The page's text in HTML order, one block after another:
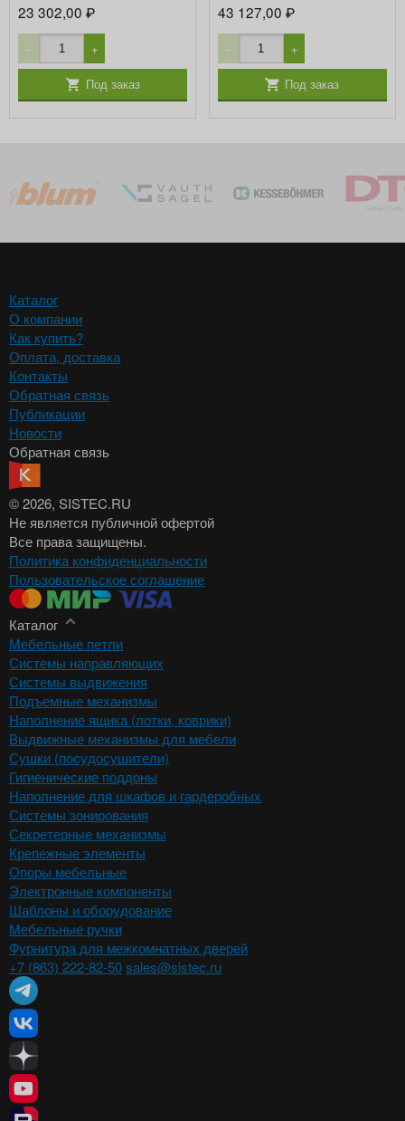
23 302,00₽
− +
Под заказ
43 127,00 ₽
− +
Под заказ
Каталог
О компании
Как купить?
Оплата, доставка
Контакты
Обратная связь
Публикации
Новости
Обратная связь
© 2026, SISTEC.RU
Не является публичной офертой
Все права защищены.
Политика конфиденциальности
Пользовательское соглашение
Каталог
Мебельные петли
Системы направляющих
Системы выдвижения
Подъемные механизмы
Наполнение ящика (лотки, коврики)
Выдвижные механизмы для мебели
Сушки (посудосушители)
Гигиенические поддоны
Наполнение для шкафов и гардеробных
Системы зонирования
Секретерные механизмы
Крепежные элементы
Опоры мебельные
Электронные компоненты
Шаблоны и оборудование
Мебельные ручки
Фурнитура для межкомнатных дверей
+7 (863) 222-82-50sales@sistec.ru